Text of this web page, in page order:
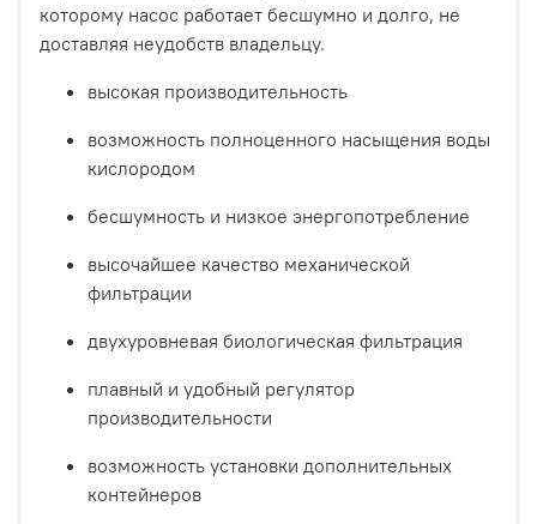
которому насос работает бесшумно и долго, не
доставляя неудобств владельцу.
высокая производительность
возможность полноценного насыщения воды
кислородом
бесшумность и низкое энергопотребление
высочайшее качество механической
фильтрации
двухуровневая биологическая фильтрация
плавный и удобный регулятор
производительности
возможность установки дополнительных
контейнеров